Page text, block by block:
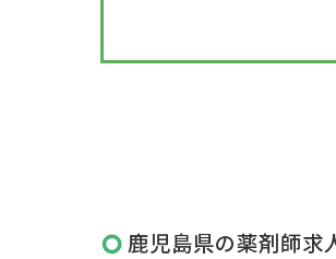
鹿児島県の薬剤師求